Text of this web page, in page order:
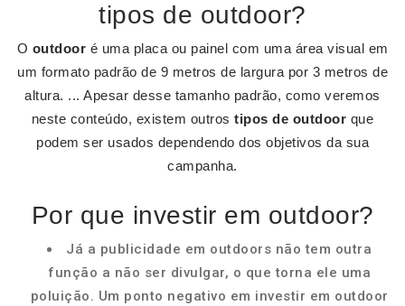
tipos de outdoor?
O outdoor é uma placa ou painel com uma área visual em
um formato padrão de 9 metros de largura por 3 metros de
altura. ... Apesar desse tamanho padrão, como veremos
neste conteúdo, existem outrostipos de outdoor que
podem ser usados dependendo dos objetivos da sua
campanha.
Por que investir em outdoor?
Já a publicidade em outdoors não tem outra
função a não ser divulgar, o que torna ele uma
poluição. Um ponto negativo em investir em outdoor